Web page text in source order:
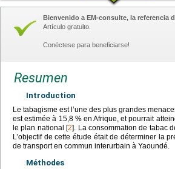
Bienvenido a EM-consulte, la referencia
Artículo gratuito.
Conéctese para beneficiarse!
Resumen
Introduction
Le tabagisme est l’une des plus grandes
est estimée à 15,8 % en Afrique, et pourrait
le plan national [2]. La consommation de tabac
L’objectif de cette étude était de déterminer la
de transport en commun interurbain à Yaoundé.
Méthodes